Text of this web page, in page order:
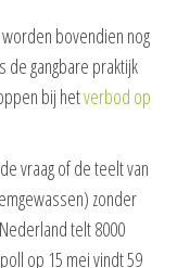
bovendien nog
gangbare praktijk
bij hetverbod op
vraag of de teelt van
zonder
telt 8000
op 15 mei vindt 59